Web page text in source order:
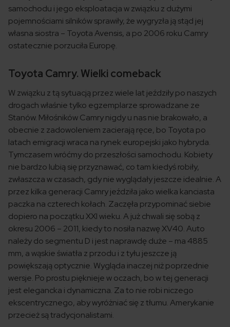
samochodu i jego eksploatacja w związku z dużymi
pojemnościami silników sprawiły, że wygryzła ją stąd jej
własna siostra – Toyota Avensis, a po 2006 roku Camry
ostatecznie porzuciła Europę.
Toyota Camry. Wielki comeback
W związku z tą sytuacją przez wiele lat jeździły po naszych
drogach właśnie tylko egzemplarze sprowadzane ze
Stanów. Miłośników Camry nigdy u nas nie brakowało, a
obecnie z zadowoleniem zacierają ręce, bo Toyota po
latach emigracji wraca na rynek europejski jako hybryda.
Tymczasem wróćmy do przeszłości samochodu. Kobiety
nie bardzo lubią się przyznawać, co tam kiedyś robiły,
zwłaszcza w czasach, gdy nie wyglądały jeszcze idealnie. A
przez kilka generacji Camry jeździła jako wielka kanciasta
paczka na czterech kołach. Zaczęła przypominać siebie
dopiero na początku XXI wieku. A już chwali się sobą z
okresu 2006 – 2011, kiedy to nosiła nazwę XV40. Auto
należy do segmentu D i jest naprawdę duże – ma 4885
mm, a wąskie światła z przodu i z tyłu jeszcze ją
powiększają optycznie. Wygląda inaczej niż poprzednie
wersje. Po prostu pięknieje w oczach, bo w tej generacji
jest elegancka i dynamiczna. Za to nie robi niczego
ekscentrycznego, aby wyróżniać się z tłumu. Amerykanie
przecież są tradycjonalistami.